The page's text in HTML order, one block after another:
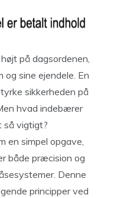
på dagsordenen,
sine ejendele. En
sikkerheden på
hvad indebærer
så vigtigt?
en simpel opgave,
både præcision og
Denne
principper ved